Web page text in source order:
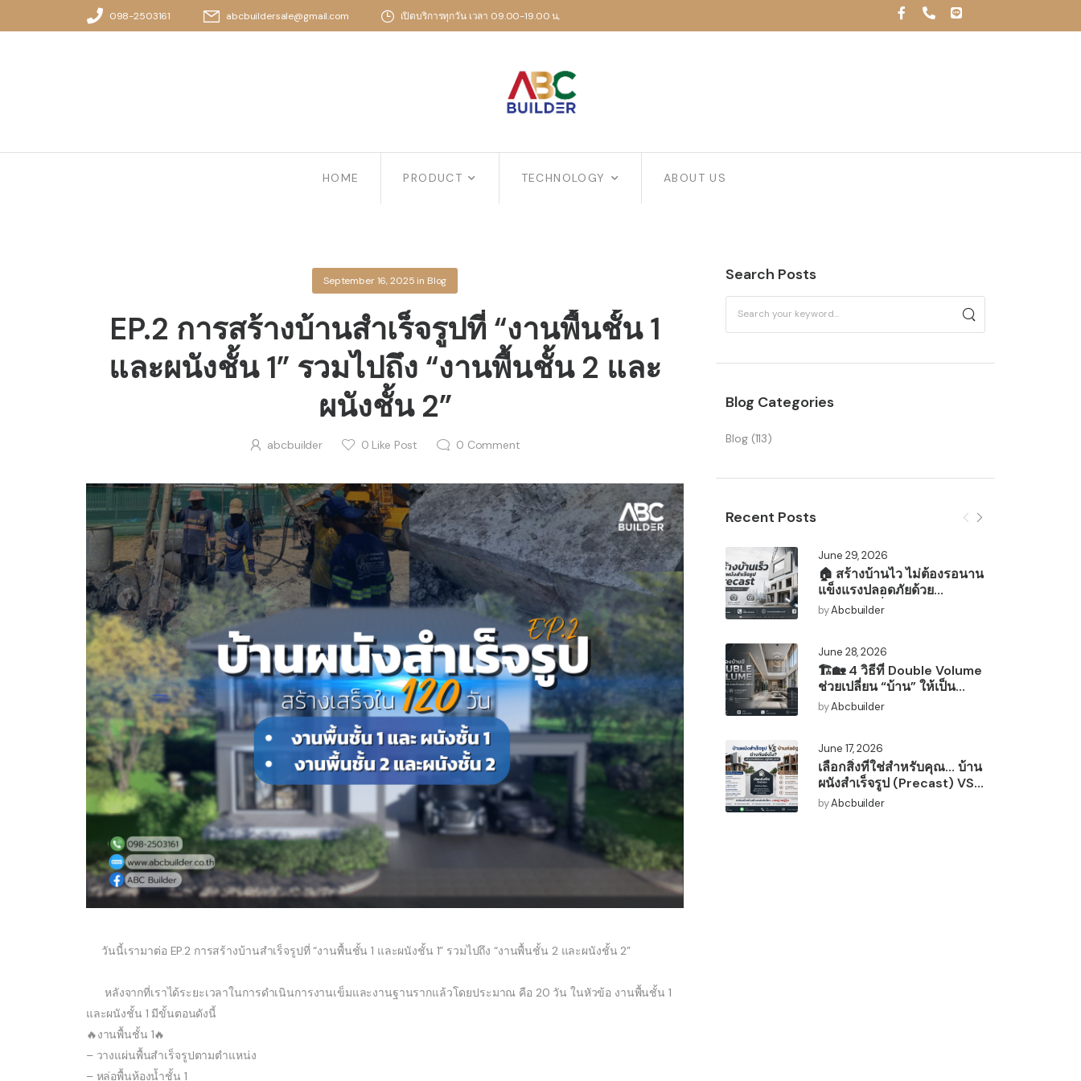
098-2503161 abcbuildersale@gmail.com เปิดบริการทุกวัน เวลา 09.00-19.00 น,
HOME PRODUCT TECHNOLOGY ABOUT US
Search Posts
Blog Categories
Blog(113)
Recent Posts
June 29, 2026
🏠 สร้างบ้านไว ไม่ต้องรอนาน
แข็งแรงปลอดภัยด้วย
มาตรฐานญี่ปุ่น!
byAbcbuilder
June 28, 2026
🏗️🏡 4 วิธีที่ Double Volume
ช่วยเปลี่ยน “บ้าน” ให้เป็น
“สวรรค์แห่งการพักผ่อน” 🌿🛋️
byAbcbuilder
June 17, 2026
เลือกสิ่งที่ใช่สำหรับคุณ… บ้าน
ผนังสำเร็จรูป (Precast) VS
บ้านก่ออิฐ (Conventional)
byAbcbuilder
September 16, 2025 in Blog
EP.2 การสร้างบ้านสำเร็จรูปที่ “งานพื้นชั้น 1
และผนังชั้น 1” รวมไปถึง “งานพื้นชั้น 2 และ
ผนังชั้น 2”
abcbuilder 0 Like Post 0 Comment
วันนี้เรามาต่อ EP.2 การสร้างบ้านสำเร็จรูปที่ “งานพื้นชั้น 1 และผนังชั้น 1” รวมไปถึง “งานพื้นชั้น 2 และผนังชั้น 2”
หลังจากที่เราได้ระยะเวลาในการดำเนินการงานเข็มและงานฐานรากแล้วโดยประมาณ คือ 20 วัน ในหัวข้อ งานพื้นชั้น 1
และผนังชั้น 1 มีขั้นตอนดังนี้
🔥งานพื้นชั้น 1🔥
– วางแผ่นพื้นสำเร็จรูปตามตำแหน่ง
– หล่อพื้นห้องน้ำชั้น 1